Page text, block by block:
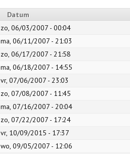
Datum
zo, 06/03/2007 - 00:04
ma, 06/11/2007 - 21:03
zo, 06/17/2007 - 21:58
ma, 06/18/2007 - 14:55
vr, 07/06/2007 - 23:03
zo, 07/08/2007 - 11:45
ma, 07/16/2007 - 20:04
zo, 07/22/2007 - 17:24
vr, 10/09/2015 - 17:37
wo, 09/05/2007 - 12:06